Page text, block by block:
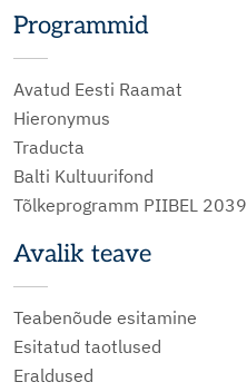
Programmid
Avatud Eesti Raamat
Hieronymus
Traducta
Balti Kultuurifond
Tõlkeprogramm PIIBEL 2039
Avalik teave
Teabenõude esitamine
Esitatud taotlused
Eraldused